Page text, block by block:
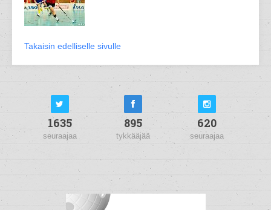
Takaisin edelliselle sivulle
1635
seuraajaa
895
tykkääjää
620
seuraajaa